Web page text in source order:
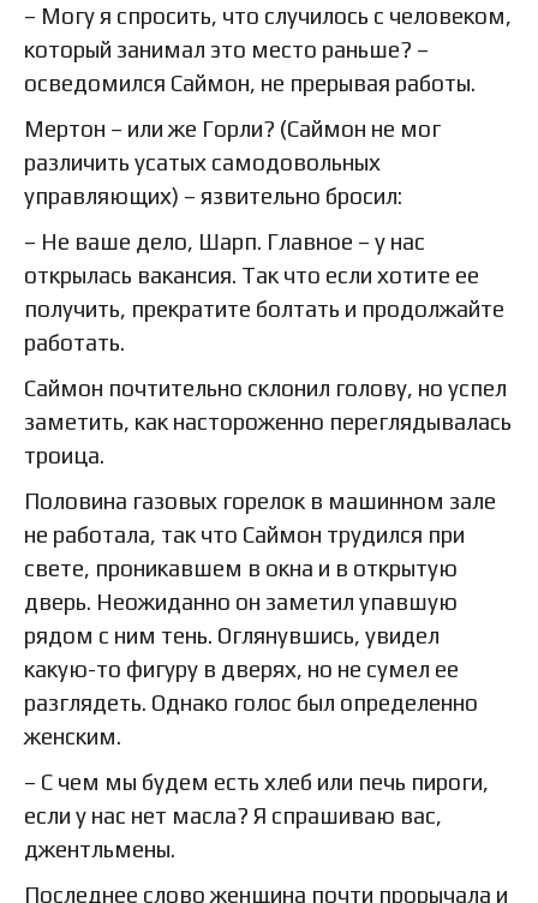
– Могу я спросить, что случилось с человеком,
который занимал это место раньше? –
осведомился Саймон, не прерывая работы.
Мертон – или же Горли? (Саймон не мог
различить усатых самодовольных
управляющих) – язвительно бросил:
– Не ваше дело, Шарп. Главное – у нас
открылась вакансия. Так что если хотите ее
получить, прекратите болтать и продолжайте
работать.
Саймон почтительно склонил голову, но успел
заметить, как настороженно переглядывалась
троица.
Половина газовых горелок в машинном зале
не работала, так что Саймон трудился при
свете, проникавшем в окна и в открытую
дверь. Неожиданно он заметил упавшую
рядом с ним тень. Оглянувшись, увидел
какую-то фигуру в дверях, но не сумел ее
разглядеть. Однако голос был определенно
женским.
– С чем мы будем есть хлеб или печь пироги,
если у нас нет масла? Я спрашиваю вас,
джентльмены.
Последнее слово женщина почти прорычала и